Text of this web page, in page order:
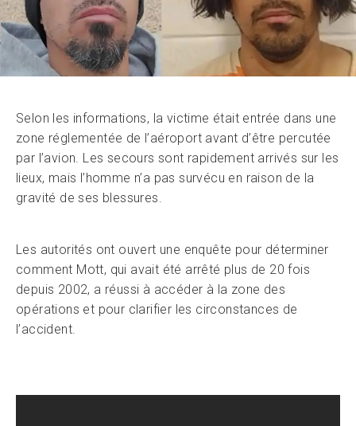
Selon les informations, la victime était entrée dans une
zone réglementée de l’aéroport avant d’être percutée
par l’avion. Les secours sont rapidement arrivés sur les
lieux, mais l’homme n’a pas survécu en raison de la
gravité de ses blessures.
Les autorités ont ouvert une enquête pour déterminer
comment Mott, qui avait été arrêté plus de 20 fois
depuis 2002, a réussi à accéder à la zone des
opérations et pour clarifier les circonstances de
l’accident.